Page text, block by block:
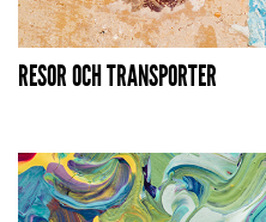
RESOR OCH TRANSPORTER